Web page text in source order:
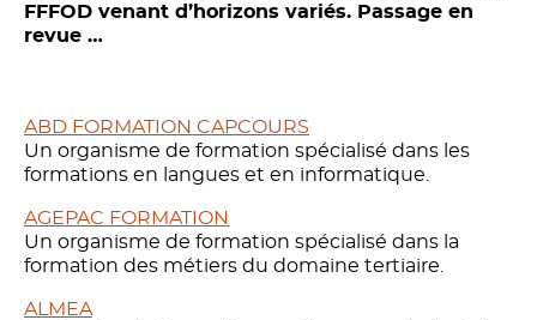
FFFOD venant d’horizons variés. Passage en
revue …
ABD FORMATION CAPCOURS
Un organisme de formation spécialisé dans les
formations en langues et en informatique.
AGEPAC FORMATION
Un organisme de formation spécialisé dans la
formation des métiers du domaine tertiaire.
ALMEA